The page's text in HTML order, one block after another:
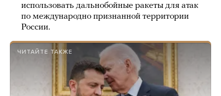
использовать дальнобойные ракеты для атак
по международно признанной территории
России.
ЧИТАЙТЕ ТАКЖЕ